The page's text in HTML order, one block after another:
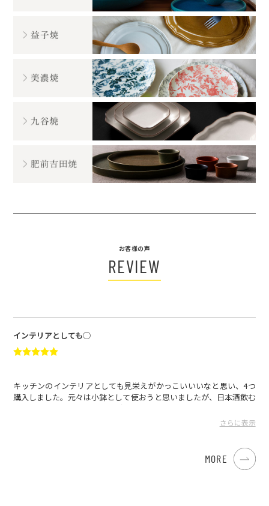
お客様の声
REVIEW
インテリアとしても◯
キッチンのインテリアとしても見栄えがかっこいいいなと思い、4つ
購入しました。元々は小鉢として使おうと思いましたが、日本酒飲む
際に使ってみたところ、これがまたハマりました。同じお酒もこれで
さらに表示
MORE